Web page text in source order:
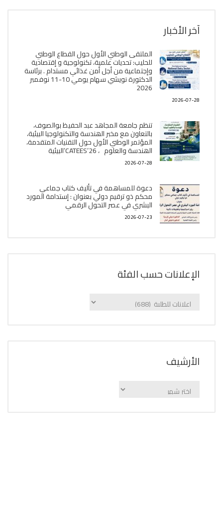
آخر الأخبار
الملتقى الوطني الأول حول القطاع الوطني
للحليب: تحديات علمية، تكنولوجية و إقتصادية
وإجتماعية من أجل أمن غذائي مستدام . برئاسة
الدكتورة نويشي سهام يومي 10-11 نوفمبر
2026
2026-07-28
تنظم جامعة المجاهد عبد الحفيظ بوالصوف،
بالتعاون مع مخبر الھندسة والتكنولوجيا البیئیة،
المؤتمر الوطني الأول حول التقنيات المتقدمة،
الھندسة والعلوم ، CATEES’26’البیئية
2026-07-28
دعوة للمساهمة في تأليف كتاب جماعي
محكم ذو ترقيم دولي بعنوان : إستدامة المورد
البشري في عصر التحول الرقمي
2026-07-23
الإعلانات حسب الفئة
الإعلانات
اﻷرشيف
اﻷرشيف